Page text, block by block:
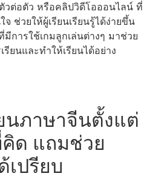
วต่อตัว หรือคลิปวิดีโอออนไลน์ ที่
ช่วยให้ผู้เรียนเรียนรู้ได้ง่ายขึ้น
การใช้เกมลูกเล่นต่างๆ มาช่วย
ยนและทำให้เรียนได้อย่าง
นภาษาจีนตั้งแต่
ด แถมช่วย
เปรียบ